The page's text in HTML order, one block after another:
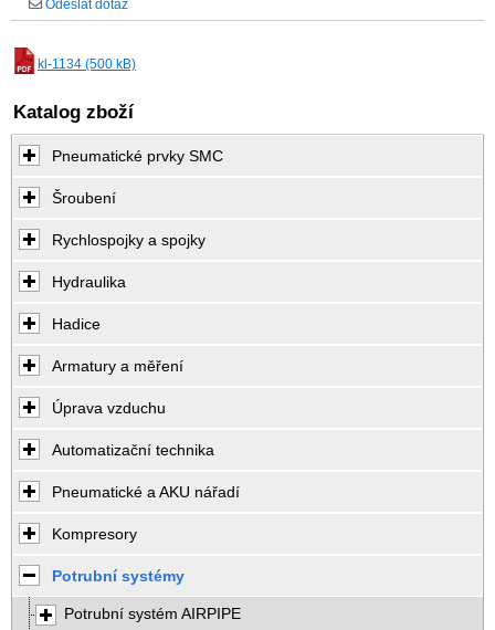
Odeslat dotaz
kl-1134 (500 kB)
Katalog zboží
Pneumatické prvky SMC
Šroubení
Rychlospojky a spojky
Hydraulika
Hadice
Armatury a měření
Úprava vzduchu
Automatizační technika
Pneumatické a AKU nářadí
Kompresory
Potrubní systémy
Potrubní systém AIRPIPE